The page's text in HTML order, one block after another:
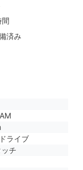
済み
ライブ
チ